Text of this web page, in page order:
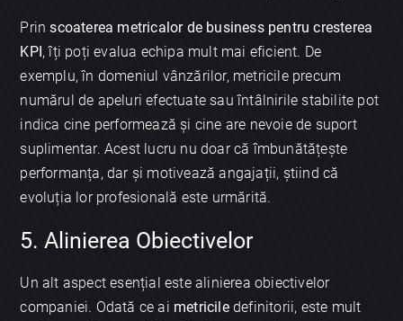
Prinscoaterea metricalor de business pentru cresterea
KPI , îți poți evalua echipa mult mai eficient. De
exemplu, în domeniul vânzărilor, metricile precum
numărul de apeluri efectuate sau întâlnirile stabilite pot
indica cine performează și cine are nevoie de suport
suplimentar. Acest lucru nu doar că îmbunătățește
performanța, dar și motivează angajații, știind că
evoluția lor profesională este urmărită.
5. Alinierea Obiectivelor
Un alt aspect esențial este alinierea obiectivelor
companiei. Odată ce ai metriciledefinitorii, este mult